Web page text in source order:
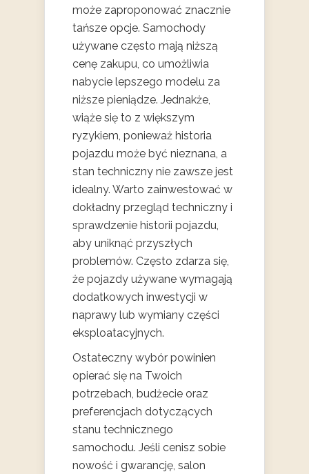
może zaproponować znacznie
tańsze opcje. Samochody
używane często mają niższą
cenę zakupu, co umożliwia
nabycie lepszego modelu za
niższe pieniądze. Jednakże,
wiąże się to z większym
ryzykiem, ponieważ historia
pojazdu może być nieznana, a
stan techniczny nie zawsze jest
idealny. Warto zainwestować w
dokładny przegląd techniczny i
sprawdzenie historii pojazdu,
aby uniknąć przyszłych
problemów. Często zdarza się,
że pojazdy używane wymagają
dodatkowych inwestycji w
naprawy lub wymiany części
eksploatacyjnych.
Ostateczny wybór powinien
opierać się na Twoich
potrzebach, budżecie oraz
preferencjach dotyczących
stanu technicznego
samochodu. Jeśli cenisz sobie
nowość i gwarancję, salon